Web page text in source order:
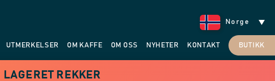
Norge
UTMERKELSER OM KAFFE OM OSS NYHETER KONTAKT BUTIKK
REKKER